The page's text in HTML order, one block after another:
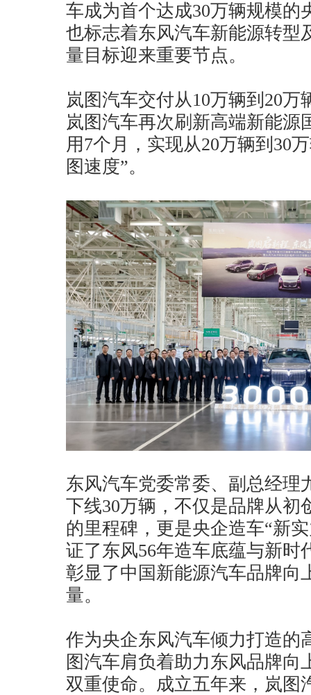
车成为首个达成30万辆规模的
也标志着东风汽车新能源转型
量目标迎来重要节点。
岚图汽车交付从10万辆到20
岚图汽车再次刷新高端新能源
用7个月，实现从20万辆到30
图速度”。
东风汽车党委常委、副总经理
下线30万辆，不仅是品牌从初
的里程碑，更是央企造车“新
证了东风56年造车底蕴与新时
彰显了中国新能源汽车品牌向
量。
作为央企东风汽车倾力打造的
图汽车肩负着助力东风品牌向
双重使命。成立五年来，岚图